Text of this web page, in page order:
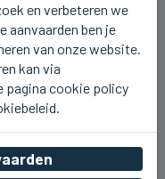
na brand in
en verbeteren we
aanvaarden ben je
van onze website.
kan via
pagina cookie policy